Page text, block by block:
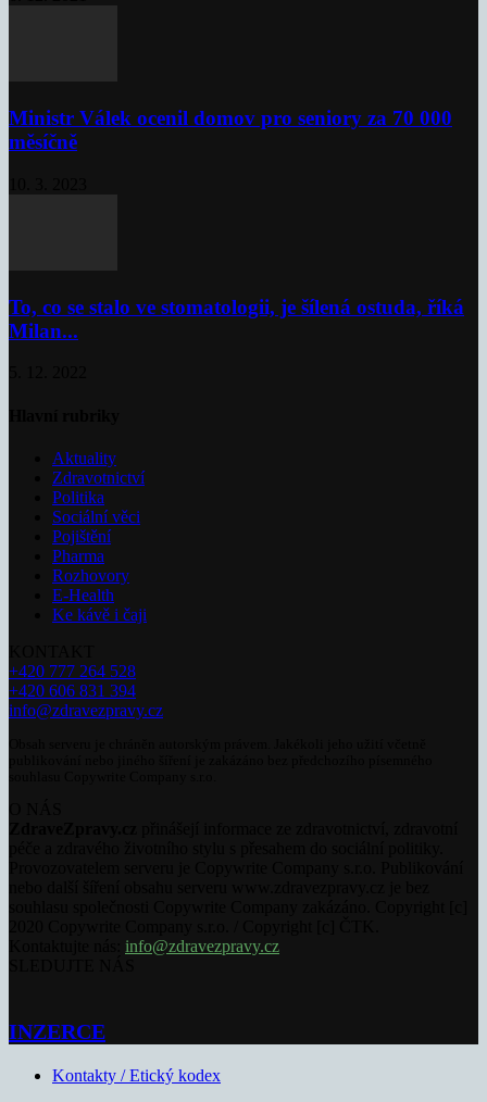
Ministr Válek ocenil domov pro seniory za 70 000
měsíčně
To, co se stalo ve stomatologii, je šílená ostuda, říká
Milan...
Aktuality
Zdravotnictví
Politika
Sociální věci
Pojištění
Pharma
Rozhovory
E-Health
Ke kávě i čaji
+420 777 264 528
+420 606 831 394
info@zdravezpravy.cz
info@zdravezpravy.cz
INZERCE
Kontakty / Etický kodex